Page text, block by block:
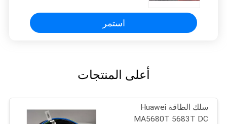
استمر
أعلى المنتجات
سلك الطاقة Huawei
MA5680T 5683T DC